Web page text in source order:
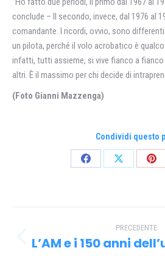
conclude – Il secondo, invece, dal 1976 al
comandante. I ricordi, ovvio, sono
un pilota, perché il volo acrobatico è
infatti, tutti assieme, si vive fianco a
altri. È il massimo per chi decide di
(Foto Gianni Mazzenga)
Condividi questo
CondividiCondividi
tra PRECEDENTE
Post
L’AM e i 150 anni